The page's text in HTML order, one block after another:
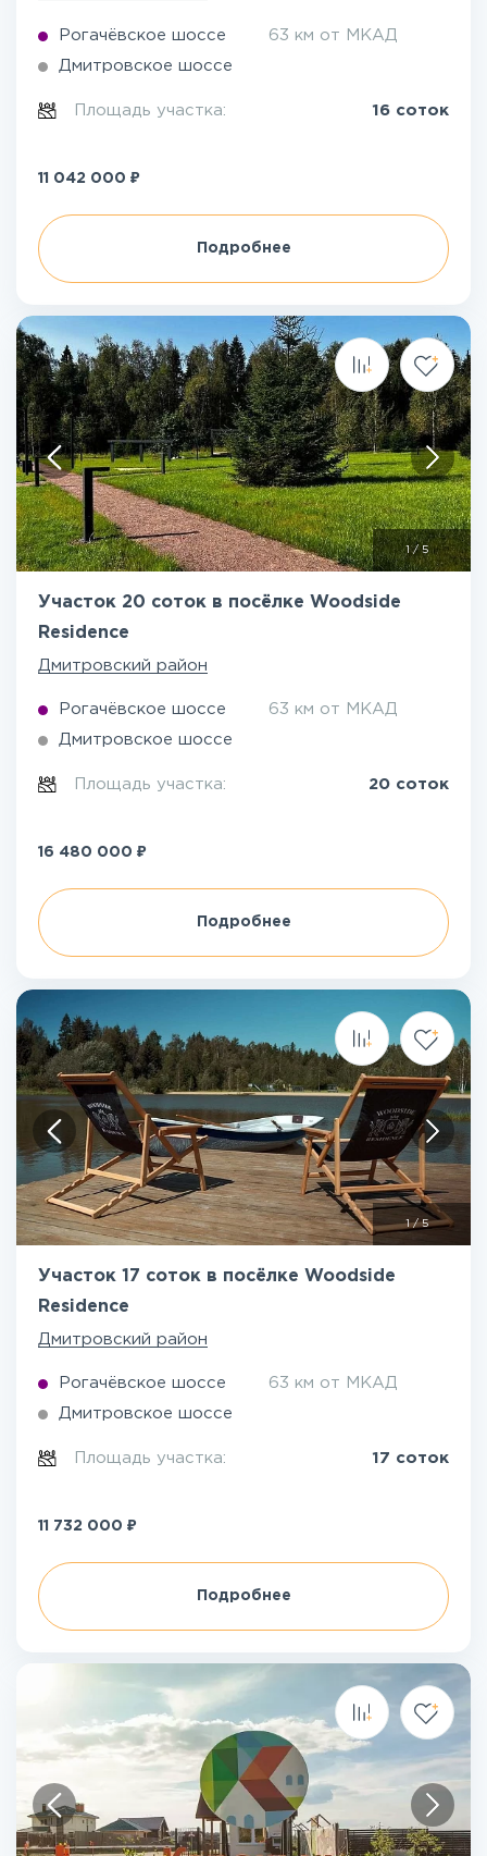
Рогачёвское шоссе 63 км от МКАД
Дмитровское шоссе
Площадь участка: 16 соток
11 042 000 ₽
Подробнее
1/5
Участок 20 соток в посёлке Woodside
Residence
Дмитровский район
Рогачёвское шоссе 63 км от МКАД
Дмитровское шоссе
Площадь участка: 20 соток
16 480 000 ₽
Подробнее
1/5
Участок 17 соток в посёлке Woodside
Residence
Дмитровский район
Рогачёвское шоссе 63 км от МКАД
Дмитровское шоссе
Площадь участка: 17 соток
11 732 000 ₽
Подробнее